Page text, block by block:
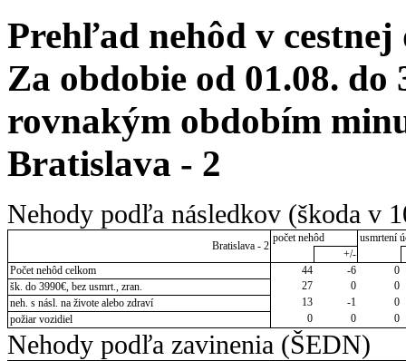
Prehľad nehôd v cestnej
Za obdobie od 01.08. do
rovnakým obdobím
Bratislava - 2
Nehody podľa následkov (škoda v
Bratislava - 2
počet nehôd
usmrtení
+/-
Počet nehôd celkom
44 -6
0
šk. do 3990€, bez usmrt., zran.
27 0
0
neh. s násl. na živote alebo zdraví
13 -1
0
požiar vozidiel
0 0 0
Nehody podľa zavinenia (ŠEDN)